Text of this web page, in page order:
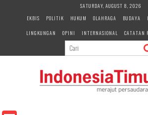
SATURDAY, AUGUST 8, 2026
EKBIS
POLITIK HUKUM OLAHRAGA BUDAYA
LINGKUNGAN
OPINI INTERNASIONAL CATATAN